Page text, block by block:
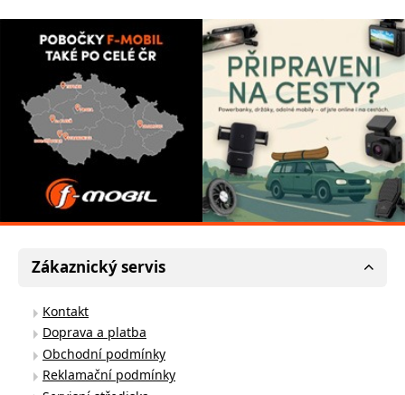
Zákaznický servis
Kontakt
Doprava a platba
Obchodní podmínky
Reklamační podmínky